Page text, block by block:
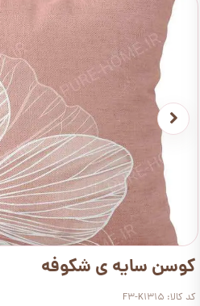
کوسن سایه ی شکوفه
کد کالا: F3-K1315